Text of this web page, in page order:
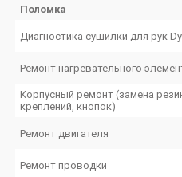
Поломка
Диагностика сушилки для рук
Ремонт нагревательного
Корпусный ремонт (замена
креплений, кнопок)
Ремонт двигателя
Ремонт проводки